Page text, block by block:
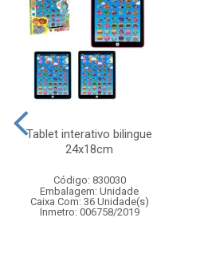
Tablet interativo bilingue
24x18cm
Código: 830030
Embalagem: Unidade
Caixa Com: 36 Unidade(s)
Inmetro: 006758/2019